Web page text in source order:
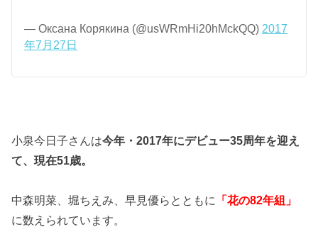
— Оксана Корякина (@usWRmHi20hMckQQ) 2017
年7月27日
小泉今日子さんは今年・2017年にデビュー35周年を迎え
て、現在51歳。
中森明菜、堀ちえみ、早見優らとともに
「花の82年組」
に数えられています。